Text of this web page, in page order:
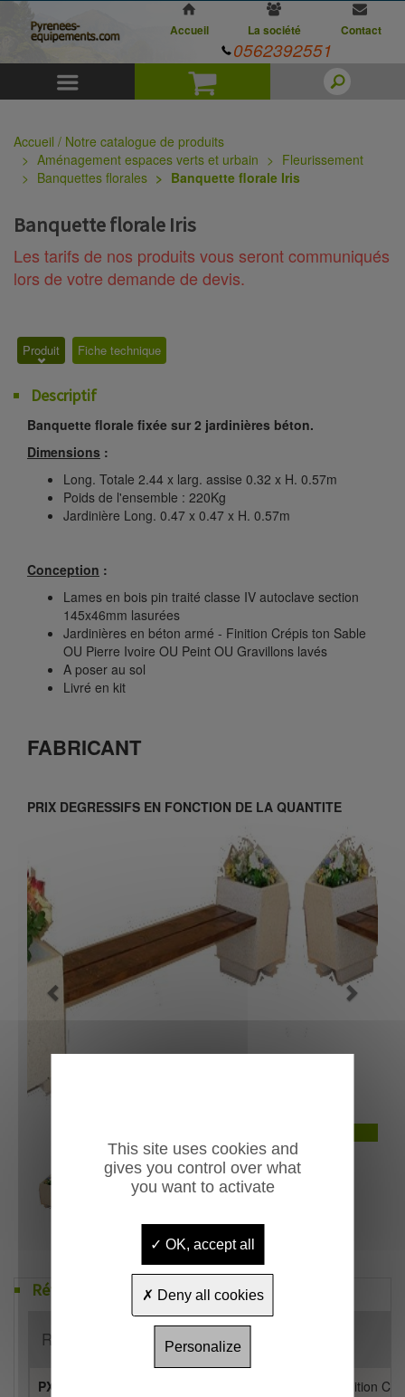
Panier
Accueil La société Contact
0562392551
Accueil / Notre catalogue de produits
Aménagement espaces verts et urbain
Fleurissement
Banquettes florales
Banquette florale Iris
Banquette florale Iris
Les tarifs de nos produits vous seront communiqués
lors de votre demande de devis.
Produit Fiche technique
Descriptif
Banquette florale fixée sur 2 jardinières béton.
Dimensions :
Long. Totale 2.44 x larg. assise 0.32 x H. 0.57m
Poids de l'ensemble : 220Kg
Jardinière Long. 0.47 x 0.47 x H. 0.57m
Conception :
Lames en bois pin traité classe IV autoclave section
145x46mm lasurées
Jardinières en béton armé - Finition Crépis ton Sable
OU Pierre Ivoire OU Peint OU Gravillons lavés
A poser au sol
Livré en kit
FABRICANT
PRIX DEGRESSIFS EN FONCTION DE LA QUANTITE
Previous
Références
Référence
PX040S2014 Banquette florale Iris (Jardinières finition
This site uses cookies and
gives you control over what
you want to activate
OK, accept all
Deny all cookies
Personalize